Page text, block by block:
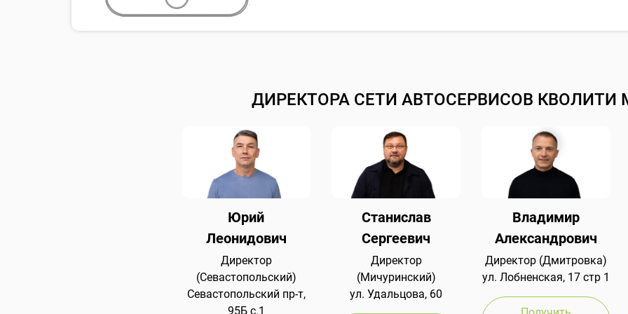
ДИРЕКТОРА СЕТИ АВТОСЕРВИСОВ КВОЛИТИ
Юрий
Леонидович
Директор
(Севастопольский)
Севастопольский пр-т,
95Б с.1
Станислав
Сергеевич
Директор
(Мичуринский)
ул. Удальцова, 60
Владимир
Александрович
Директор (Дмитровка)
ул. Лобненская, 17 стр 1